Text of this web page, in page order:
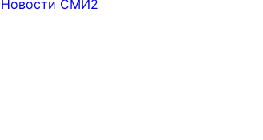
Новости СМИ2